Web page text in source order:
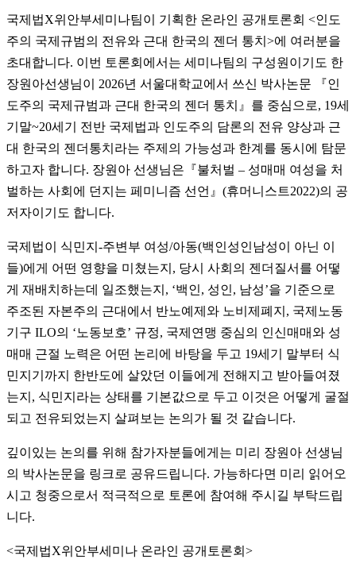
국제법X위안부세미나팀이 기획한 온라인 공개토론회 <인도
주의 국제규범의 전유와 근대 한국의 젠더 통치>에 여러분을
초대합니다. 이번 토론회에서는 세미나팀의 구성원이기도 한
장원아선생님이 2026년 서울대학교에서 쓰신 박사논문 『인
도주의 국제규범과 근대 한국의 젠더 통치』를 중심으로, 19세
기말~20세기 전반 국제법과 인도주의 담론의 전유 양상과 근
대 한국의 젠더통치라는 주제의 가능성과 한계를 동시에 탐문
하고자 합니다. 장원아 선생님은『불처벌 – 성매매 여성을 처
벌하는 사회에 던지는 페미니즘 선언』(휴머니스트2022)의 공
저자이기도 합니다.
국제법이 식민지-주변부 여성/아동(백인성인남성이 아닌 이
들)에게 어떤 영향을 미쳤는지, 당시 사회의 젠더질서를 어떻
게 재배치하는데 일조했는지, ‘백인, 성인, 남성’을 기준으로
주조된 자본주의 근대에서 반노예제와 노비제폐지, 국제노동
기구 ILO의 ‘노동보호’ 규정, 국제연맹 중심의 인신매매와 성
매매 근절 노력은 어떤 논리에 바탕을 두고 19세기 말부터 식
민지기까지 한반도에 살았던 이들에게 전해지고 받아들여졌
는지, 식민지라는 상태를 기본값으로 두고 이것은 어떻게 굴절
되고 전유되었는지 살펴보는 논의가 될 것 같습니다.
깊이있는 논의를 위해 참가자분들에게는 미리 장원아 선생님
의 박사논문을 링크로 공유드립니다. 가능하다면 미리 읽어오
시고 청중으로서 적극적으로 토론에 참여해 주시길 부탁드립
니다.
<국제법X위안부세미나 온라인 공개토론회>